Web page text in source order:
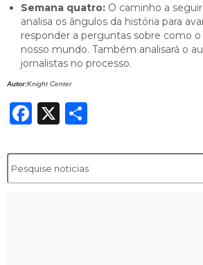
Semana quatro: O caminho a
analisa os ângulos da história para
responder a perguntas sobre como
nosso mundo. Também analisará o
jornalistas no processo.
Autor:Knight Center
Facebook
X